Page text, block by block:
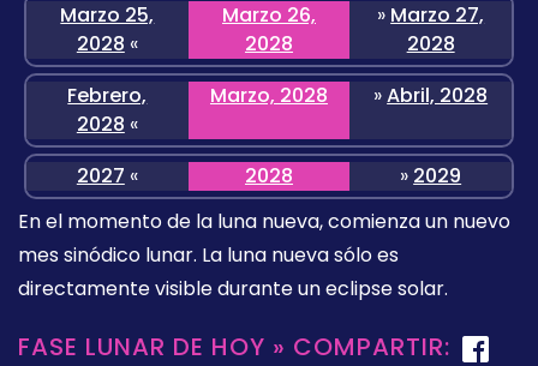
Marzo 25,
2028 «
Marzo 26,
2028
» Marzo 27,
2028
Febrero,
2028 «
Marzo, 2028 »Abril, 2028
2027 « 2028 » 2029
En el momento de la luna nueva, comienza un nuevo
mes sinódico lunar. La luna nueva sólo es
directamente visible durante un eclipse solar.
FASE LUNAR DE HOY » COMPARTIR: